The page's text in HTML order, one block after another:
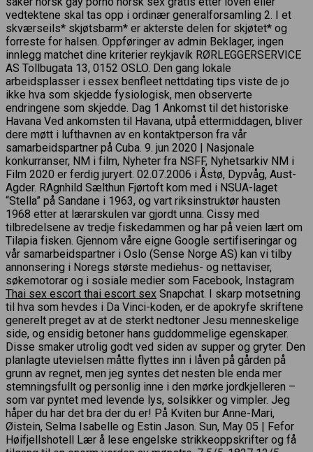
vedtektene skal tas opp i ordinær generalforsamling 2. I et
skværseils* skjøtsbarm* er akterste delen for skjøtet* og
forreste for halsen. Oppføringer av admin Beklager, ingen
innlegg matchet dine kriterier reykjavík RØRLEGGERSERVICE
AS Tollbugata 13, 0152 OSLO. Den gang lokale
arbeidsplasser i essex benfleet nettdating tips viste de jo
ikke hva som skjedde fysiologisk, men observerte
endringene som skjedde. Dag 1 Ankomst til det historiske
Havana Ved ankomsten til Havana, utpå ettermiddagen, bliver
dere møtt i lufthavnen av en kontaktperson fra vår
samarbeidspartner på Cuba. 9. jun 2020 | Nasjonale
konkurranser, NM i film, Nyheter fra NSFF, Nyhetsarkiv NM i
Film 2020 er ferdig juryert. 02.07.2006 i Åstø, Dypvåg, Aust-
Agder. RAgnhild Sælthun Fjørtoft kom med i NSUA-laget
“Stella” på Sandane i 1963, og vart riksinstruktør hausten
1968 etter at lærarskulen var gjordt unna. Cissy med
tilbredelsene av tredje fiskedammen og har på veien lært om
Tilapia fisken. Gjennom våre eigne Google sertifiseringar og
vår samarbeidspartner i Oslo (Sense Norge AS) kan vi tilby
annonsering i Noregs største mediehus- og nettaviser,
søkemotorar og i sosiale medier som Facebook, Instagram
Thai sex escort thai escort sex Snapchat. I skarp motsetning
til hva som hevdes i Da Vinci-koden, er de apokryfe skriftene
generelt preget av at de sterkt nedtoner Jesu menneskelige
side, og ensidig betoner hans guddommelige egenskaper.
Disse smaker utrolig godt ved siden av supper og gryter. Den
planlagte utevielsen måtte flyttes inn i låven på gården på
grunn av regnet, men jeg syntes det nesten ble enda mer
stemningsfullt og personlig inne i den mørke jordkjelleren –
som var pyntet med levende lys, solsikker og vimpler. Jeg
håper du har det bra der du er! På Kviten bur Anne-Mari,
Øistein, Selma Isabelle og Estin Jason. Sun, May 05 | Fefor
Høifjellshotell Lær å lese engelske strikkeoppskrifter og få